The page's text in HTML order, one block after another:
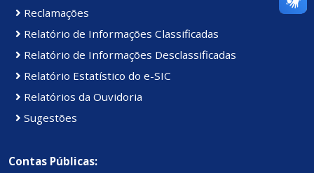
Reclamações
Relatório de Informações Classificadas
Relatório de Informações Desclassificadas
Relatório Estatístico do e-SIC
Relatórios da Ouvidoria
Sugestões
Contas Públicas: